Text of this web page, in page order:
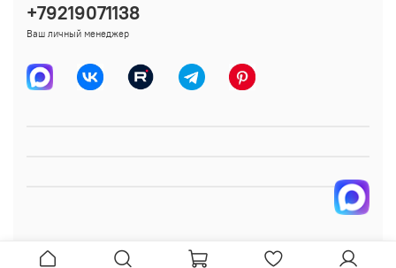
+79219071138
Ваш личный менеджер